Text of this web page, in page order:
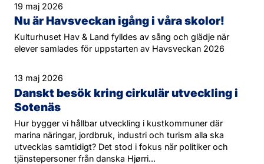
19 maj 2026
Nu är Havsveckan igång i våra skolor!
Kulturhuset Hav & Land fylldes av sång och glädje när
elever samlades för uppstarten av Havsveckan 2026
13 maj 2026
Danskt besök kring cirkulär utveckling i
Sotenäs
Hur bygger vi hållbar utveckling i kustkommuner där
marina näringar, jordbruk, industri och turism alla ska
utvecklas samtidigt? Det stod i fokus när politiker och
tjänstepersoner från danska Hjørri...